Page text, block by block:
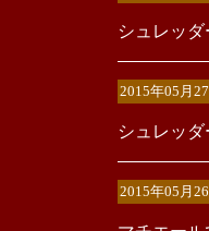
シュレッ
2015年05月
シュレッ
2015年05月